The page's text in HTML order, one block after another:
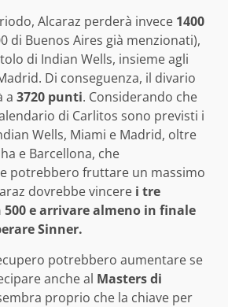
Alcaraz perderà invece 1400
di Buenos Aires già menzionati),
di Indian Wells, insieme agli
Di conseguenza, il divario
a 3720 punti. Considerando che
di Carlitos sono previsti i
Wells, Miami e Madrid, oltre
e Barcellona, che
potrebbero fruttare un massimo
dovrebbe vincere i tre
500 e arrivare almeno in finale
Sinner.
potrebbero aumentare se
anche al Masters di
proprio che la chiave per